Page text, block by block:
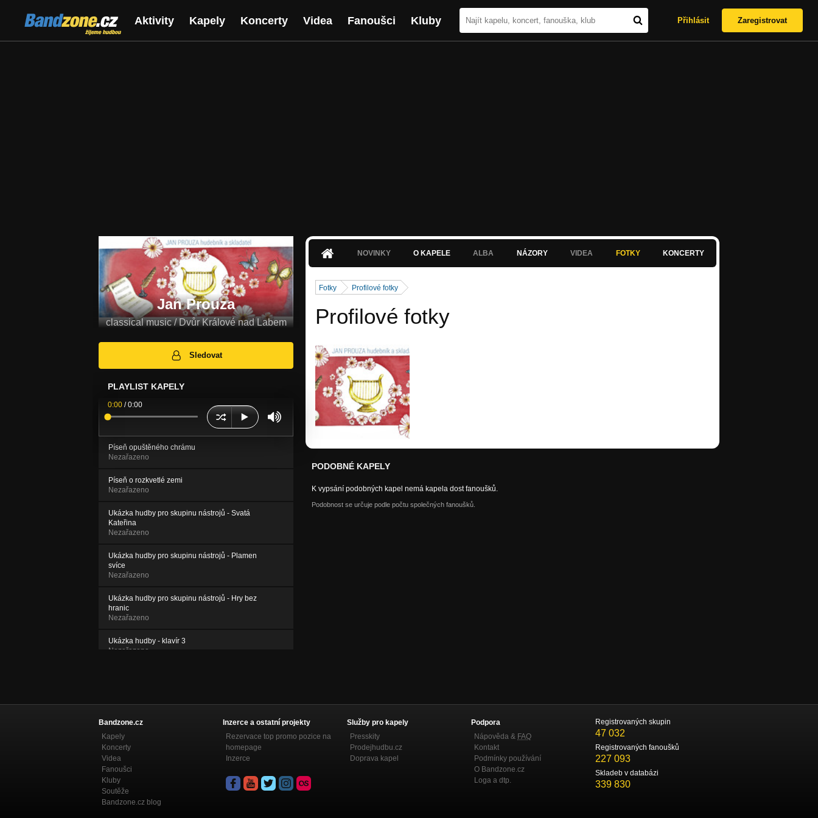
Bandzone.cz
žijeme hudbou
Aktivity Kapely Koncerty Videa Fanoušci Kluby Přihlásit Zaregistrovat
Jan Prouza
classical music / Dvůr Králové nad Labem
Sledovat
PLAYLIST KAPELY
0:00 /0:00
Píseň opuštěného chrámu
Nezařazeno
Píseň o rozkvetlé zemi
Nezařazeno
Ukázka hudby pro skupinu nástrojů - Svatá
Kateřina
Nezařazeno
Ukázka hudby pro skupinu nástrojů - Plamen
svíce
Nezařazeno
Ukázka hudby pro skupinu nástrojů - Hry bez
hranic
Nezařazeno
Ukázka hudby - klavír 3
Nezařazeno
Ukázka hudby - klavír
Marolija
Nezařazeno
NOVINKY O KAPELE ALBA NÁZORY VIDEA FOTKY KONCERTY
Fotky Profilové fotky
Profilové fotky
PODOBNÉ KAPELY
K vypsání podobných kapel nemá kapela dost fanoušků.
Podobnost se určuje podle počtu společných fanoušků.
Bandzone.cz
Kapely
Koncerty
Videa
Fanoušci
Kluby
Soutěže
Bandzone.cz blog
Inzerce a ostatní projekty
Rezervace top promo pozice na
homepage
Inzerce
Služby pro kapely
Presskity
Prodejhudbu.cz
Doprava kapel
Podpora
Nápověda & FAQ
Kontakt
Podmínky používání
O Bandzone.cz
Loga a dtp.
Registrovaných skupin
47 032
Registrovaných fanoušků
227 093
Skladeb v databázi
339 830